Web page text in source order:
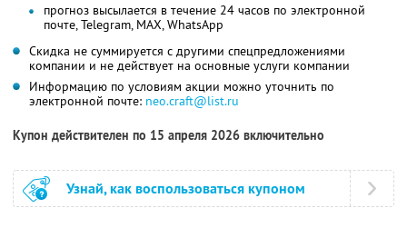
прогноз высылается в течение 24 часов по электронной
почте, Telegram, MAX, WhatsApp
Скидка не суммируется с другими спецпредложениями
компании и не действует на основные услуги компании
Информацию по условиям акции можно уточнить по
электронной почте: neo.craft@list.ru
Купон действителен по 15 апреля 2026 включительно
Узнай, как воспользоваться купоном